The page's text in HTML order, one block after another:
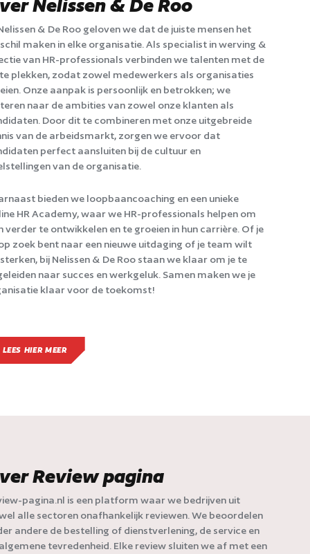
Nelissen & De Roo
& De Roo geloven we dat de juiste mensen het
maken in elke organisatie. Als specialist in werving &
van HR-professionals verbinden we talenten met de
plekken, zodat zowel medewerkers als organisaties
Onze aanpak is persoonlijk en betrokken; we
naar de ambities van zowel onze klanten als
Door dit te combineren met onze uitgebreide
van de arbeidsmarkt, zorgen we ervoor dat
perfect aansluiten bij de cultuur en
van de organisatie.
bieden we loopbaancoaching en een unieke
HR Academy, waar we HR-professionals helpen om
verder te ontwikkelen en te groeien in hun carrière. Of je
zoek bent naar een nieuwe uitdaging of je team wilt
bij Nelissen & De Roo staan we klaar om je te
naar succes en werkgeluk. Samen maken we je
klaar voor de toekomst!
LEES HIER MEER
Review pagina
pagina.nl is een platform waar we bedrijven uit
alle sectoren onafhankelijk reviewen. We beoordelen
andere de bestelling of dienstverlening, de service en
tevredenheid. Elke review sluiten we af met een